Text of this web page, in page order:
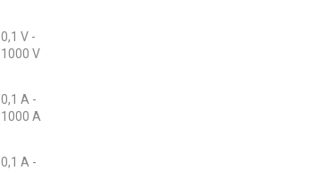
0,1 V -
1000 V
0,1 A -
1000 A
0,1 A -